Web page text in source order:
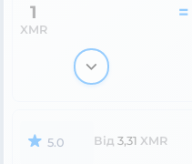
1
XMR
=
5.0 Від 3,31 XMR